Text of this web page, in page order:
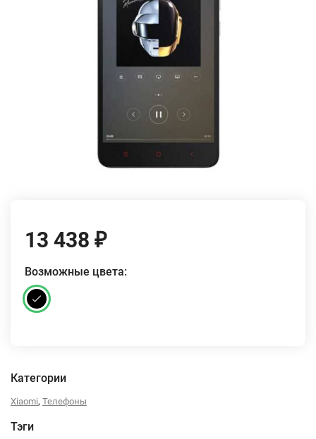
13 438 ₽
Возможные цвета:
Категории
Xiaomi, Телефоны
Тэги